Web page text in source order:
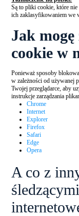
Są to pliki cookie, które nie
ich zaklasyfikowaniem we
Jak
cookie w
Ponieważ sposoby
w zależności od używanej
Twojej przeglądarce, aby
instrukcje zarządzania
Chrome
Internet
Explorer
Firefox
Safari
Edge
Opera
A co z